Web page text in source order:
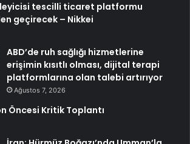
tescilli ticaret platformu
geçirecek – Nikkei
ABD’de ruh sağlığı hizmetlerine
erişimin kısıtlı olması, dijital terapi
platformlarına olan talebi artırıyor
Ağustos 7, 2026
Öncesi Kritik Toplantı